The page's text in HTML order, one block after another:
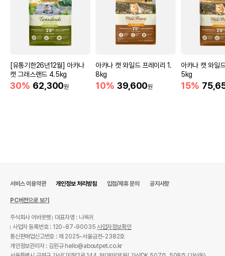
[유통기한26년12월] 아카나
캣 그래스랜드 4.5kg
30% 62,300원
아카나 캣 와일드 프레이리 1.
8kg
10% 39,600원
아카나 캣 와일
5kg
15%
서비스 이용약관 개인정보 처리방침 입점/제휴 문의 공지사항
PC버전으로 보기
주식회사 어바웃펫
대표자명 : 나옥귀
사업자 등록번호 : 120-87-90035사업자정보확인
통신판매업신고번호 : 제 2025-서울금천-2382호
개인정보관리자 : 김원규 hello@aboutpet.co.kr